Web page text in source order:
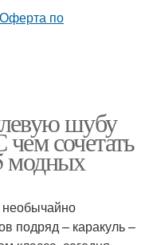
шубу
сочетать
модных
подряд – каракуль –